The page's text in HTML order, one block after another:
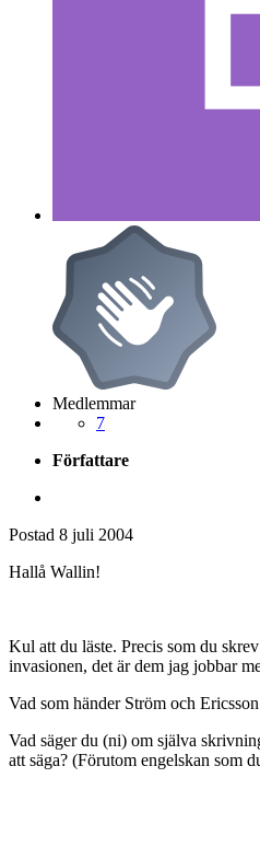
Medlemmar
7
Författare
Postad 8 juli 2004
Hallå Wallin!
Kul att du läste. Precis som du
invasionen, det är dem jag jobbar
Vad som händer Ström och
Vad säger du (ni) om själva
att säga? (Förutom engelskan som